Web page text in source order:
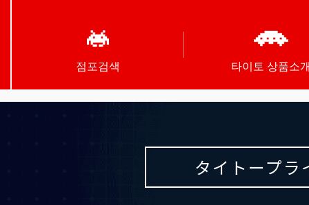
점포검색 타이토 상품소개
タイトープラ